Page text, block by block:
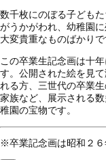
数千枚にのぼる子ども
がうかがわれ、幼稚園
大変貴重なものばかりで
この卒業生記念画は十
す。公開された絵を見
れる方、三世代の卒業
家族など、展示される
稚園の宝物です。
※卒業記念画は昭和２６